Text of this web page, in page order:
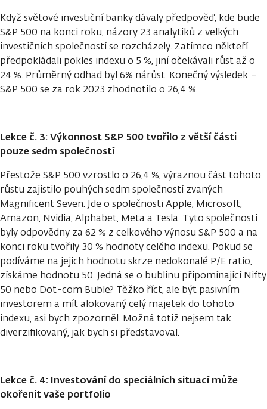
Když světové investiční banky dávaly předpověď, kde bude
S&P 500 na konci roku, názory 23 analytiků z velkých
investičních společností se rozcházely. Zatímco někteří
předpokládali pokles indexu o 5 %, jiní očekávali růst až o
24 %. Průměrný odhad byl 6% nárůst. Konečný výsledek –
S&P 500 se za rok 2023 zhodnotilo o 26,4 %.
Lekce č. 3: Výkonnost S&P 500 tvořilo z větší části
pouze sedm společností
Přestože S&P 500 vzrostlo o 26,4 %, výraznou část tohoto
růstu zajistilo pouhých sedm společností zvaných
Magnificent Seven. Jde o společnosti Apple, Microsoft,
Amazon, Nvidia, Alphabet, Meta a Tesla. Tyto společnosti
byly odpovědny za 62 % z celkového výnosu S&P 500 a na
konci roku tvořily 30 % hodnoty celého indexu. Pokud se
podíváme na jejich hodnotu skrze nedokonalé P/E ratio,
získáme hodnotu 50. Jedná se o bublinu připomínající Nifty
50 nebo Dot-com Buble? Těžko říct, ale být pasivním
investorem a mít alokovaný celý majetek do tohoto
indexu, asi bych zpozorněl. Možná totiž nejsem tak
diverzifikovaný, jak bych si představoval.
Lekce č. 4: Investování do speciálních situací může
okořenit vaše portfolio